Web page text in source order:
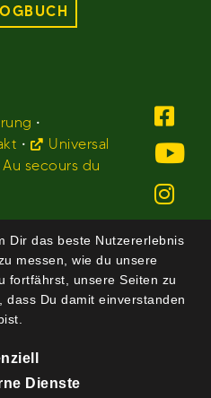
•
•
Universal
Au secours du
Dir das beste Nutzererlebnis
messen, wie du unsere
fortfährst, unsere Seiten zu
dass Du damit einverstanden
Dienste